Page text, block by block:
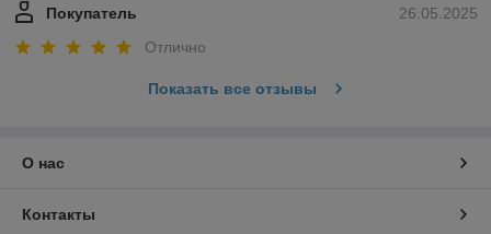
26.05.2025
Покупатель
Отлично
Показать все отзывы
О нас
Контакты